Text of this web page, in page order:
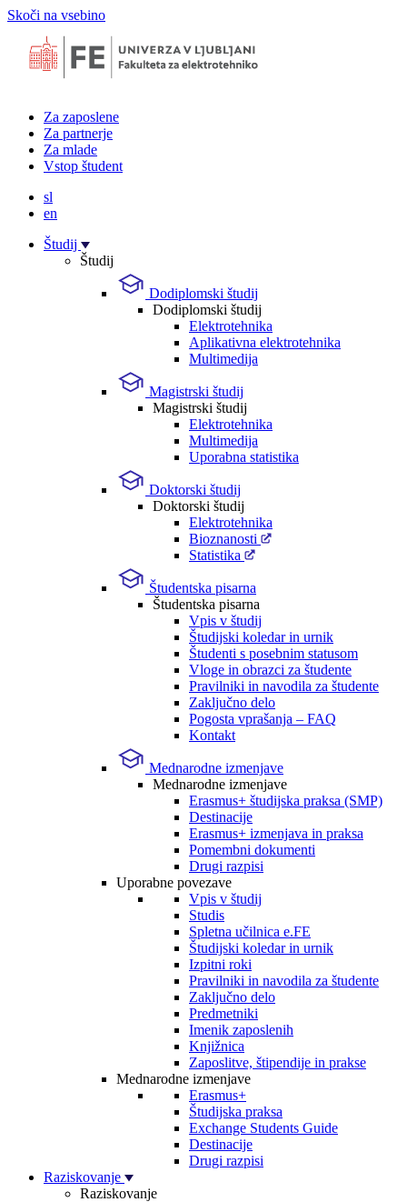
Skoči na vsebino
Za zaposlene
Za partnerje
Za mlade
Vstop študent
sl
en
Študij
Študij
Dodiplomski študij
Dodiplomski študij
Elektrotehnika
Aplikativna elektrotehnika
Multimedija
Magistrski študij
Magistrski študij
Elektrotehnika
Multimedija
Uporabna statistika
Doktorski študij
Doktorski študij
Elektrotehnika
Bioznanosti
Statistika
Študentska pisarna
Študentska pisarna
Vpis v študij
Študijski koledar in urnik
Študenti s posebnim statusom
Vloge in obrazci za študente
Pravilniki in navodila za študente
Zaključno delo
Pogosta vprašanja – FAQ
Kontakt
Mednarodne izmenjave
Mednarodne izmenjave
Erasmus+ študijska praksa (SMP)
Destinacije
Erasmus+ izmenjava in praksa
Pomembni dokumenti
Drugi razpisi
Uporabne povezave
Vpis v študij
Studis
Spletna učilnica e.FE
Študijski koledar in urnik
Izpitni roki
Pravilniki in navodila za študente
Zaključno delo
Predmetniki
Imenik zaposlenih
Knjižnica
Zaposlitve, štipendije in prakse
Mednarodne izmenjave
Erasmus+
Študijska praksa
Exchange Students Guide
Destinacije
Drugi razpisi
Raziskovanje
Raziskovanje